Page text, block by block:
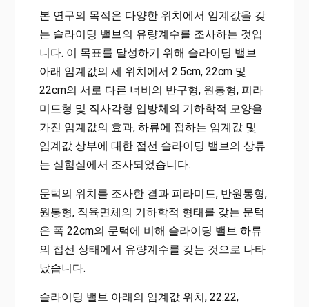
본 연구의 목적은 다양한 위치에서 임계값을 갖
는 슬라이딩 밸브의 유량계수를 조사하는 것입
니다. 이 목표를 달성하기 위해 슬라이딩 밸브
아래 임계값의 세 위치에서 2.5cm, 22cm 및
22cm의 서로 다른 너비의 반구형, 원통형, 피라
미드형 및 직사각형 입방체의 기하학적 모양을
가진 임계값의 효과, 하류에 접하는 임계값 및
임계값 상부에 대한 접선 슬라이딩 밸브의 상류
는 실험실에서 조사되었습니다.
문턱의 위치를 ​​조사한 결과 피라미드, 반원통형,
원통형, 직육면체의 기하학적 형태를 갖는 문턱
은 폭 22cm의 문턱에 비해 슬라이딩 밸브 하류
의 접선 상태에서 유량계수를 갖는 것으로 나타
났습니다.
슬라이딩 밸브 아래의 임계값 위치, 22.22,